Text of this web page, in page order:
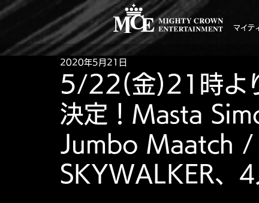
マイテ
5/22(金)21時よ
決定！Masta
Jumbo Maatch
SKYWALKER、
2020年5月21日